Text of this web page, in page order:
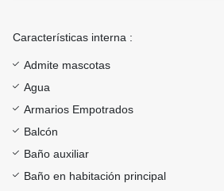
Características interna :
Admite mascotas
Agua
Armarios Empotrados
Balcón
Baño auxiliar
Baño en habitación principal